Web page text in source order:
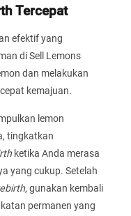
Tercepat
efektif yang
di Sell Lemons
dan melakukan
kemajuan.
lemon
tingkatkan
ketika Anda merasa
yang cukup. Setelah
, gunakan kembali
permanen yang